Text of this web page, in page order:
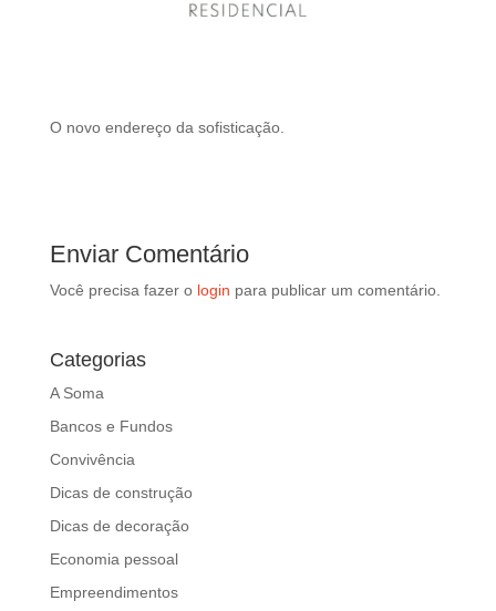
f
n
k
O novo endereço da sofisticação.
Enviar Comentário
Você precisa fazer o login para publicar um comentário.
Categorias
A Soma
Bancos e Fundos
Convivência
Dicas de construção
Dicas de decoração
Economia pessoal
Empreendimentos